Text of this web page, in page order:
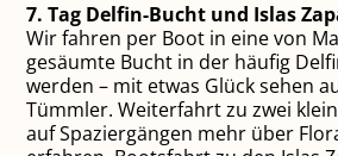
7. Tag Delfin-Bucht und Islas
Wir fahren per Boot in eine von
gesäumte Bucht in der häufig
werden – mit etwas Glück sehen
Tümmler. Weiterfahrt zu zwei
auf Spaziergängen mehr über